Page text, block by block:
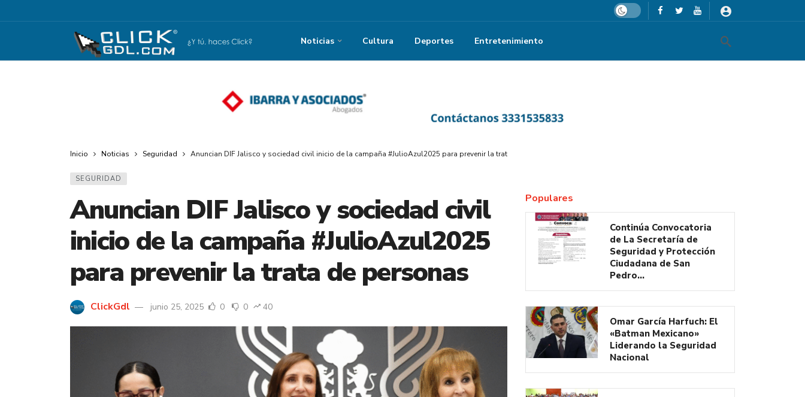
Dark mode
Noticias Cultura Deportes Entretenimiento
Inicio Noticias Seguridad Anuncian DIF Jalisco y sociedad civil inicio de la campaña #JulioAzul2025 para prevenir la trata de personas
SEGURIDAD
Anuncian DIF Jalisco y sociedad civil
inicio de la campaña #JulioAzul2025
para prevenir la trata de personas
ClickGdl junio 25, 2025 0 0 40
Populares
Continúa Convocatoria
de La Secretaría de
Seguridad y Protección
Ciudadana de San
Pedro…
Omar García Harfuch: El
«Batman Mexicano»
Liderando la Seguridad
Nacional